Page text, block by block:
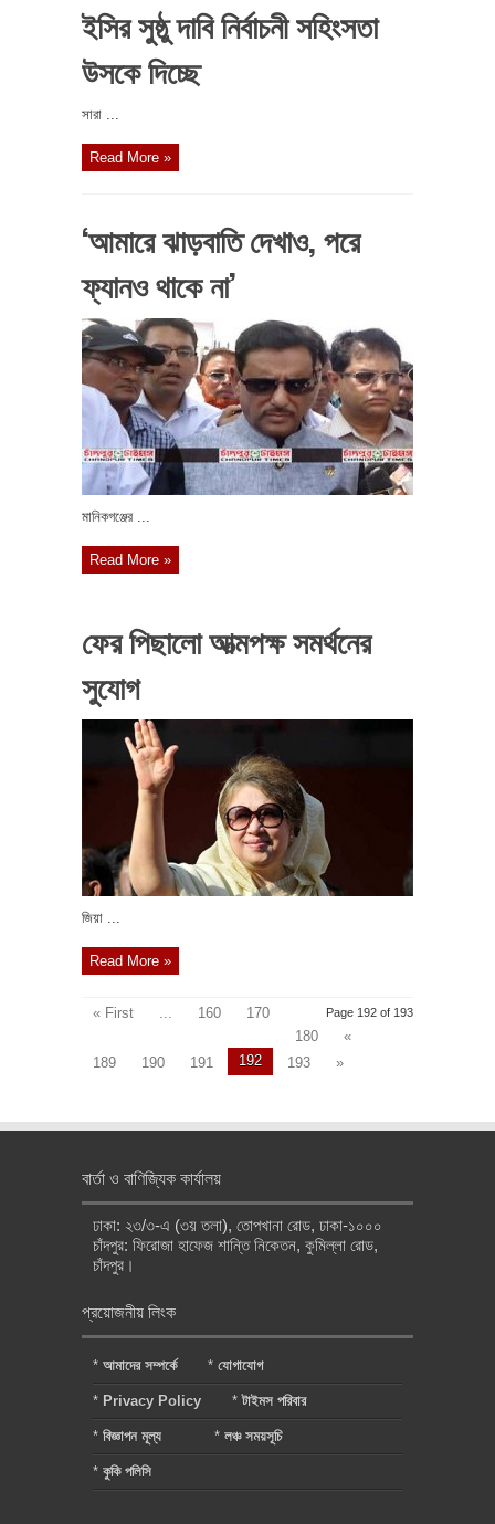
ইসির সুষ্ঠু দাবি নির্বাচনী সহিংসতা
উসকে দিচ্ছে
সারা ...
Read More »
‘আমারে ঝাড়বাতি দেখাও, পরে
ফ্যানও থাকে না’
মানিকগঞ্জের ...
Read More »
ফের পিছালো আত্মপক্ষ সমর্থনের
‍সুযোগ
জিয়া ...
Read More »
Page 192 of 193
« First 160
170
180
«
189
190 191 192 193 »
বার্তা ও বাণিজ্যিক কার্যালয়
ঢাকা: ২৩/৩-এ (৩য় তলা), তোপখানা রোড, ঢাকা-১০০০
চাঁদপুর: ফিরোজা হাফেজ শান্তি নিকেতন, কুমিল্লা রোড,
চাঁদপুর।
প্রয়োজনীয় লিংক
* আমাদের সম্পর্কে * যোগাযোগ
* Privacy Policy *টাইমস পরিবার
* বিজ্ঞাপন মূল্য * লঞ্চ সময়সূচি
* কুকি পলিসি